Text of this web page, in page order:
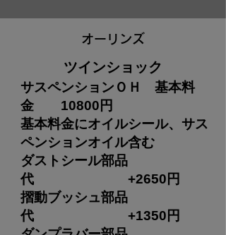
​オーリンズ
​ツインショック
サスペンションＯＨ 基本料
金 10800円
基本料金にオイルシール、サス
ペンションオイル含む
ダストシール部品
代 +2650円
摺動ブッシュ部品
代 +1350円